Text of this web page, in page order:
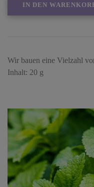
IN DEN
Wir bauen eine Vielzahl
Inhalt: 20 g